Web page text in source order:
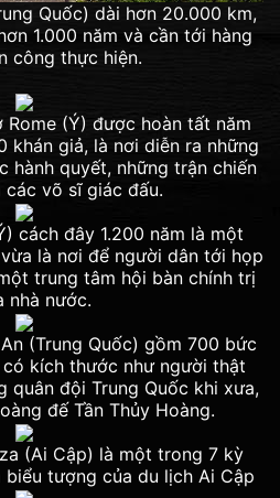
Quốc) dài hơn 20.000 km,
1.000 năm và cần tới hàng
công thực hiện.
(Ý) được hoàn tất năm
khán giả, là nơi diễn ra những
hành quyết, những trận chiến
các võ sĩ giác đấu.
cách đây 1.200 năm là một
là nơi để người dân tới họp
trung tâm hội bàn chính trị
nhà nước.
(Trung Quốc) gồm 700 bức
kích thước như người thật
quân đội Trung Quốc khi xưa,
đế Tần Thủy Hoàng.
(Ai Cập) là một trong 7 kỳ
tượng của du lịch Ai Cập